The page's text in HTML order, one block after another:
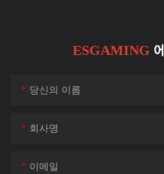
ESGAMING
당신의 이름
회사명
이메일